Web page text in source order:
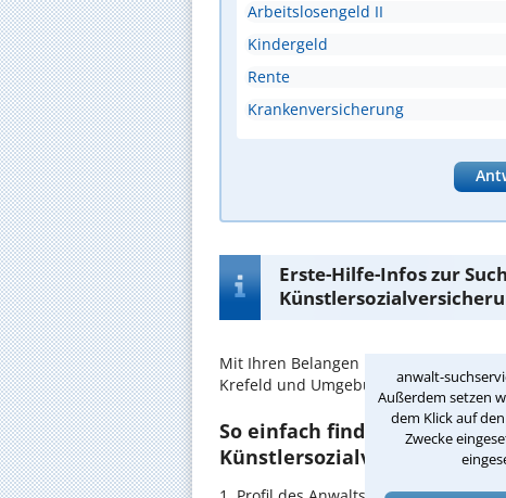
anwalt-
Außerdem setzen
dem Klick auf
Zwecke
Arbeitslosengeld II
Kindergeld
Rente
Krankenversicherung
Erste-Hilfe-Infos zur
Mit Ihren Belangen im
Krefeld und Umgebung in guten
So einfach finden Sie den
Künstlersozialversicherung